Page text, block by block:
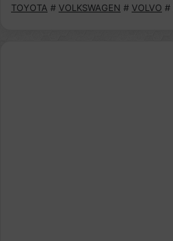
TOYOTA # VOLKSWAGEN # VOLVO #